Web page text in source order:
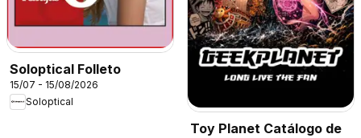
Soloptical Folleto
15/07 - 15/08/2026
Soloptical
Toy Planet Catálogo de